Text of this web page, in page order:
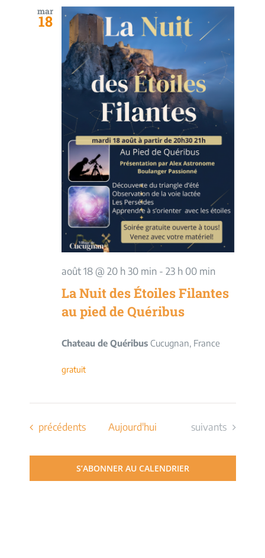
mar
18
août 18 @ 20 h 30 min- 23 h 00 min
La Nuit des Étoiles Filantes
au pied de Quéribus
Chateau de Quéribus Cucugnan, France
gratuit
Évènements
précédents Aujourd'hui Évènements
suivants
S’ABONNER AU CALENDRIER